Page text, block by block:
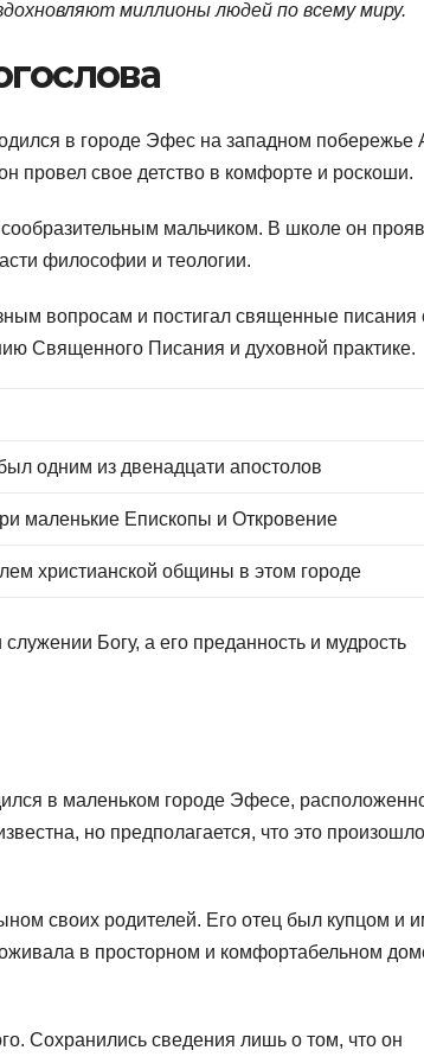
миллионы людей по всему миру.
в городе Эфес на западном побережье
провел свое детство в комфорте и роскоши.
мальчиком. В школе он
философии и теологии.
вопросам и постигал священные писания
Священного Писания и духовной практике.
одним из двенадцати апостолов
маленькие Епископы и Откровение
христианской общины в этом городе
Богу, а его преданность и мудрость
в маленьком городе Эфесе,
но предполагается, что это
своих родителей. Его отец был купцом и
в просторном и комфортабельном
Сохранились сведения лишь о том, что он